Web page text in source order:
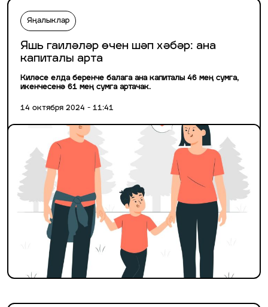
Яңалыклар
Яшь гаиләләр өчен шәп хәбәр: ана
капиталы арта
Киләсе елда беренче балага ана капиталы 46 мең сумга,
икенчесенә 61 мең сумга артачак.
14 октября 2024 - 11:41